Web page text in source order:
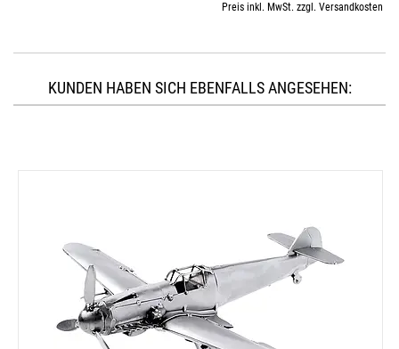
Preis inkl. MwSt. zzgl. Versandkosten
KUNDEN HABEN SICH EBENFALLS ANGESEHEN: